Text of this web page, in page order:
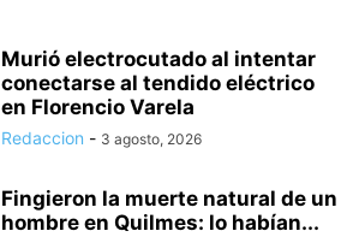
Murió electrocutado al intentar
conectarse al tendido eléctrico
en Florencio Varela
Redaccion - 3 agosto, 2026
Fingieron la muerte natural de un
hombre en Quilmes: lo habían...